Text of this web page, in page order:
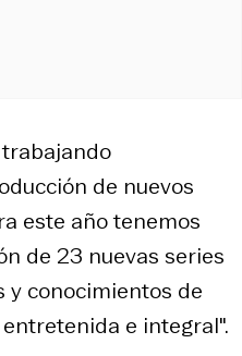
de nuevos
este año tenemos
de 23 nuevas series
y conocimientos de
e integral".